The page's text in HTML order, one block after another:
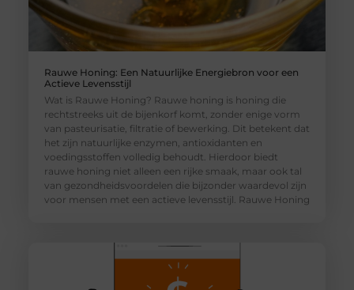
Rauwe Honing: Een Natuurlijke Energiebron voor een
Actieve Levensstijl
Wat is Rauwe Honing? Rauwe honing is honing die
rechtstreeks uit de bijenkorf komt, zonder enige vorm
van pasteurisatie, filtratie of bewerking. Dit betekent dat
het zijn natuurlijke enzymen, antioxidanten en
voedingsstoffen volledig behoudt. Hierdoor biedt
rauwe honing niet alleen een rijke smaak, maar ook tal
van gezondheidsvoordelen die bijzonder waardevol zijn
voor mensen met een actieve levensstijl. Rauwe Honing